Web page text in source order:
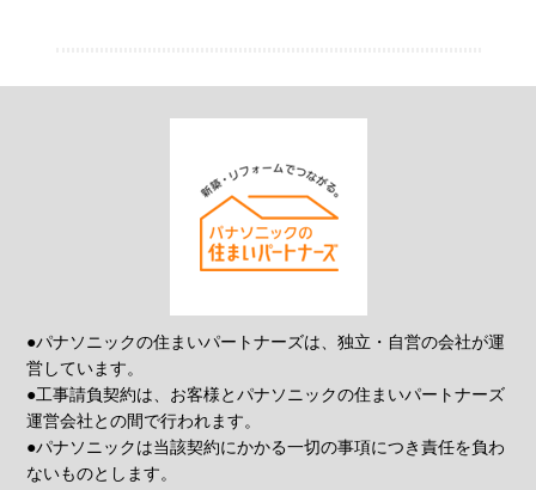
●パナソニックの住まいパートナーズは、独立・自営の会社が運
営しています。
●工事請負契約は、お客様とパナソニックの住まいパートナーズ
運営会社との間で行われます。
●パナソニックは当該契約にかかる一切の事項につき責任を負わ
ないものとします。